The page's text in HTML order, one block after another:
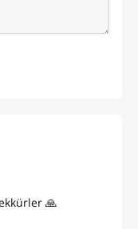
🙏